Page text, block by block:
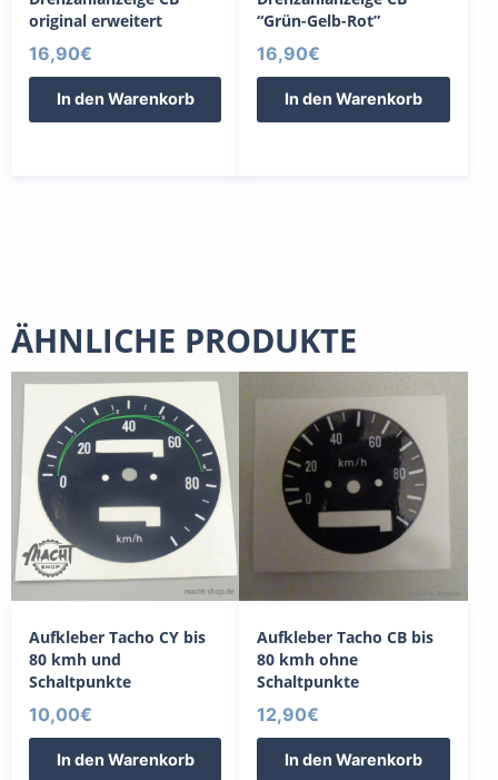
original erweitert
16,90€
In den Warenkorb
“Grün-Gelb-Rot”
16,90€
In den Warenkorb
ÄHNLICHE PRODUKTE
Aufkleber Tacho CY bis
80 kmh und
Schaltpunkte
10,00€
In den Warenkorb
Aufkleber Tacho CB bis
80 kmh ohne
Schaltpunkte
12,90€
In den Warenkorb